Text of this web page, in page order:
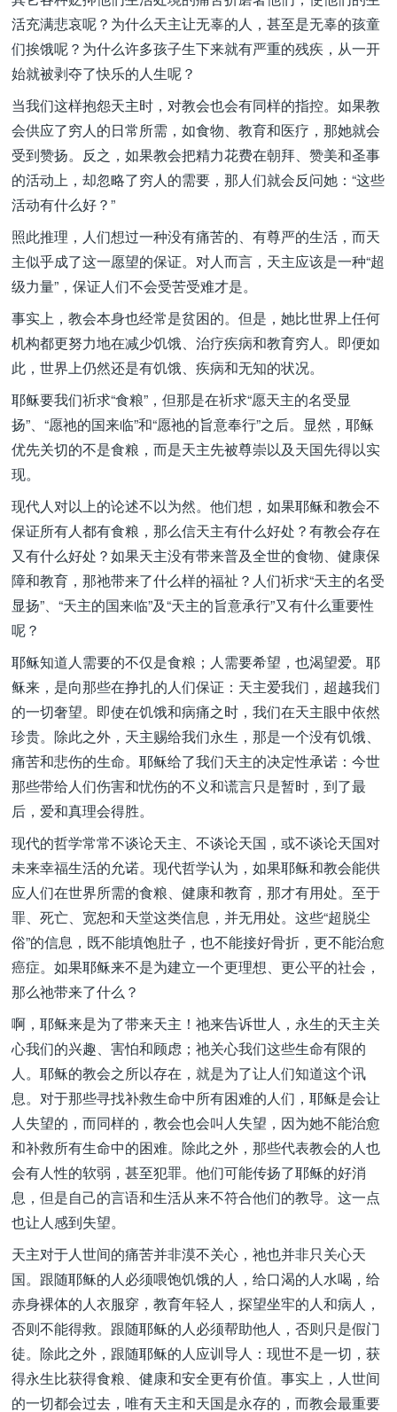
活充满悲哀呢？为什么天主让无辜的人，甚至是无辜的孩童
们挨饿呢？为什么许多孩子生下来就有严重的残疾，从一开
始就被剥夺了快乐的人生呢？
当我们这样抱怨天主时，对教会也会有同样的指控。如果教
会供应了穷人的日常所需，如食物、教育和医疗，那她就会
受到赞扬。反之，如果教会把精力花费在朝拜、赞美和圣事
的活动上，却忽略了穷人的需要，那人们就会反问她：“这些
活动有什么好？”
照此推理，人们想过一种没有痛苦的、有尊严的生活，而天
主似乎成了这一愿望的保证。对人而言，天主应该是一种“超
级力量”，保证人们不会受苦受难才是。
事实上，教会本身也经常是贫困的。但是，她比世界上任何
机构都更努力地在减少饥饿、治疗疾病和教育穷人。即便如
此，世界上仍然还是有饥饿、疾病和无知的状况。
耶稣要我们祈求“食粮”，但那是在祈求“愿天主的名受显
扬”、“愿祂的国来临”和“愿祂的旨意奉行”之后。显然，耶稣
优先关切的不是食粮，而是天主先被尊崇以及天国先得以实
现。
现代人对以上的论述不以为然。他们想，如果耶稣和教会不
保证所有人都有食粮，那么信天主有什么好处？有教会存在
又有什么好处？如果天主没有带来普及全世的食物、健康保
障和教育，那祂带来了什么样的福祉？人们祈求“天主的名受
显扬”、“天主的国来临”及“天主的旨意承行”又有什么重要性
呢？
耶稣知道人需要的不仅是食粮；人需要希望，也渴望爱。耶
稣来，是向那些在挣扎的人们保证：天主爱我们，超越我们
的一切奢望。即使在饥饿和病痛之时，我们在天主眼中依然
珍贵。除此之外，天主赐给我们永生，那是一个没有饥饿、
痛苦和悲伤的生命。耶稣给了我们天主的决定性承诺：今世
那些带给人们伤害和忧伤的不义和谎言只是暂时，到了最
后，爱和真理会得胜。
现代的哲学常常不谈论天主、不谈论天国，或不谈论天国对
未来幸福生活的允诺。现代哲学认为，如果耶稣和教会能供
应人们在世界所需的食粮、健康和教育，那才有用处。至于
罪、死亡、宽恕和天堂这类信息，并无用处。这些“超脱尘
俗”的信息，既不能填饱肚子，也不能接好骨折，更不能治愈
癌症。如果耶稣来不是为建立一个更理想、更公平的社会，
那么祂带来了什么？
啊，耶稣来是为了带来天主！祂来告诉世人，永生的天主关
心我们的兴趣、害怕和顾虑；祂关心我们这些生命有限的
人。耶稣的教会之所以存在，就是为了让人们知道这个讯
息。对于那些寻找补救生命中所有困难的人们，耶稣是会让
人失望的，而同样的，教会也会叫人失望，因为她不能治愈
和补救所有生命中的困难。除此之外，那些代表教会的人也
会有人性的软弱，甚至犯罪。他们可能传扬了耶稣的好消
息，但是自己的言语和生活从来不符合他们的教导。这一点
也让人感到失望。
天主对于人世间的痛苦并非漠不关心，祂也并非只关心天
国。跟随耶稣的人必须喂饱饥饿的人，给口渴的人水喝，给
赤身裸体的人衣服穿，教育年轻人，探望坐牢的人和病人，
否则不能得救。跟随耶稣的人必须帮助他人，否则只是假门
徒。除此之外，跟随耶稣的人应训导人：现世不是一切，获
得永生比获得食粮、健康和安全更有价值。事实上，人世间
的一切都会过去，唯有天主和天国是永存的，而教会最重要